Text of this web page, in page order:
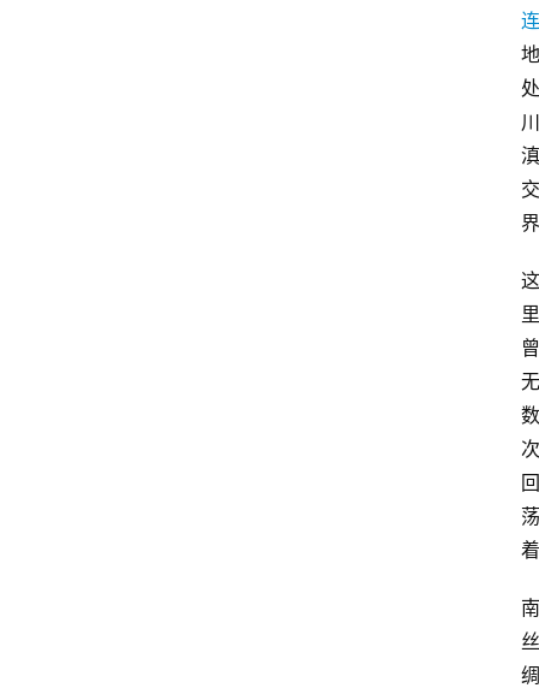
连
地
处
川
滇
交
界
这
里
曾
无
数
次
回
荡
着
南
丝
绸